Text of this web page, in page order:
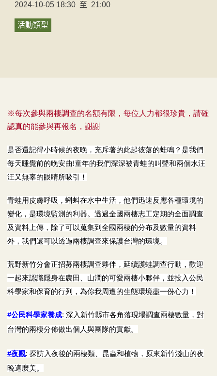
2024-10-05 18:30 至 21:00
活動類型
※每次參與兩棲調查的名額有限，每位人力都很珍貴，請確
認真的能參與再報名，謝謝
是否還記得小時候的夜晚，充斥著的此起彼落的蛙鳴？是我們
每天睡覺前的晚安曲!童年的我們深深被青蛙的叫聲和兩個水汪
汪又無辜的眼睛所吸引！
青蛙用皮膚呼吸，蝌蚪在水中生活，他們迅速反應各種環境的
變化，是環境監測的利器。透過全國兩棲志工定期的全面調查
及資料上傳，除了可以蒐集到全國兩棲的分布及數量的資料
外，我們還可以透過兩棲調查來保護台灣的環境。
荒野新竹分會正招募兩棲調查夥伴，延續護蛙調查行動，歡迎
一起來認識隱身在農田、山澗的可愛兩棲小夥伴，並投入公民
科學家和保育的行列，為你我周遭的生態環境盡一份心力！
#公民科學家養成: 深入新竹縣市各角落現場調查兩棲數量，對
台灣的兩棲分佈做出個人與團隊的貢獻。
#夜觀: 探訪入夜後的兩棲類、昆蟲和植物，原來新竹淺山的夜
晚這麼美。